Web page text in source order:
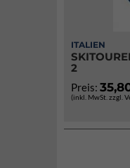
ITALIEN
2
Preis:
(inkl. MwSt. zzgl.